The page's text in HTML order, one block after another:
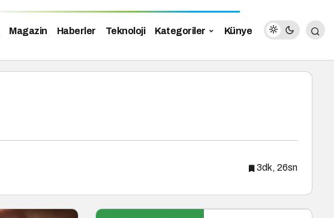
Magazin Haberler Teknoloji Kategoriler Künye
3dk, 26sn